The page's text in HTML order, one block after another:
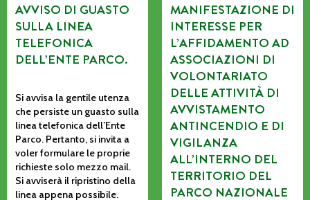
AVVISO DI GUASTO
SULLA LINEA
TELEFONICA
DELL’ENTE PARCO.
Si avvisa la gentile utenza
che persiste un guasto sulla
linea telefonica dell’Ente
Parco. Pertanto, si invita a
voler formulare le proprie
richieste solo mezzo mail.
Si avviserà il ripristino della
linea appena possibile.
MANIFESTAZIONE DI
INTERESSE PER
L’AFFIDAMENTO AD
ASSOCIAZIONI DI
VOLONTARIATO
DELLE ATTIVITÀ DI
AVVISTAMENTO
ANTINCENDIO E DI
VIGILANZA
ALL’INTERNO DEL
TERRITORIO DEL
PARCO NAZIONALE